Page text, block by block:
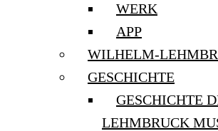
WERK
APP
WILHELM-
GESCHICHTE
GESCHICHTE
LEHMBRUCK